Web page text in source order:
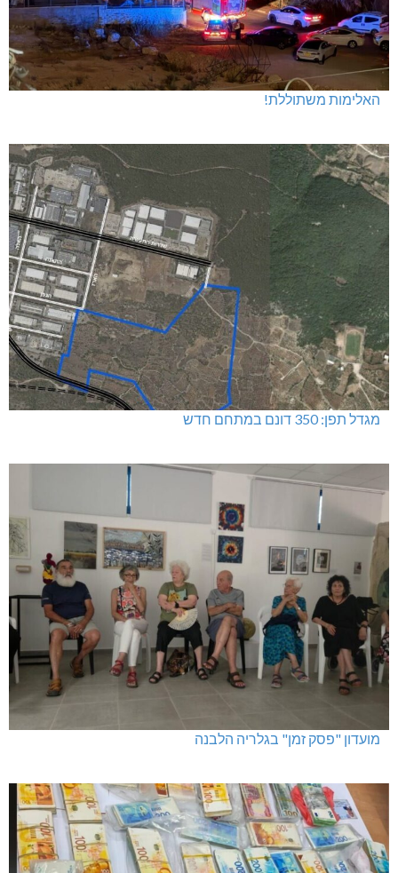
האלימות משתוללת!
מגדל תפן: 350 דונם במתחם חדש
מועדון "פסק זמן" בגלריה הלבנה